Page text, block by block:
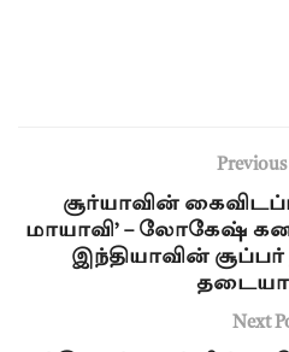
Previous
சூர்யாவின்
மாயாவி’ – லோகேஷ்
இந்தியாவின்
Next